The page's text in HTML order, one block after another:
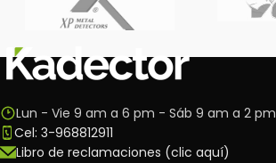
Lun - Vie 9 am a 6 pm - Sáb 9 am a 2 pm
Cel: 3-968812911
Libro de reclamaciones (clic aquí)